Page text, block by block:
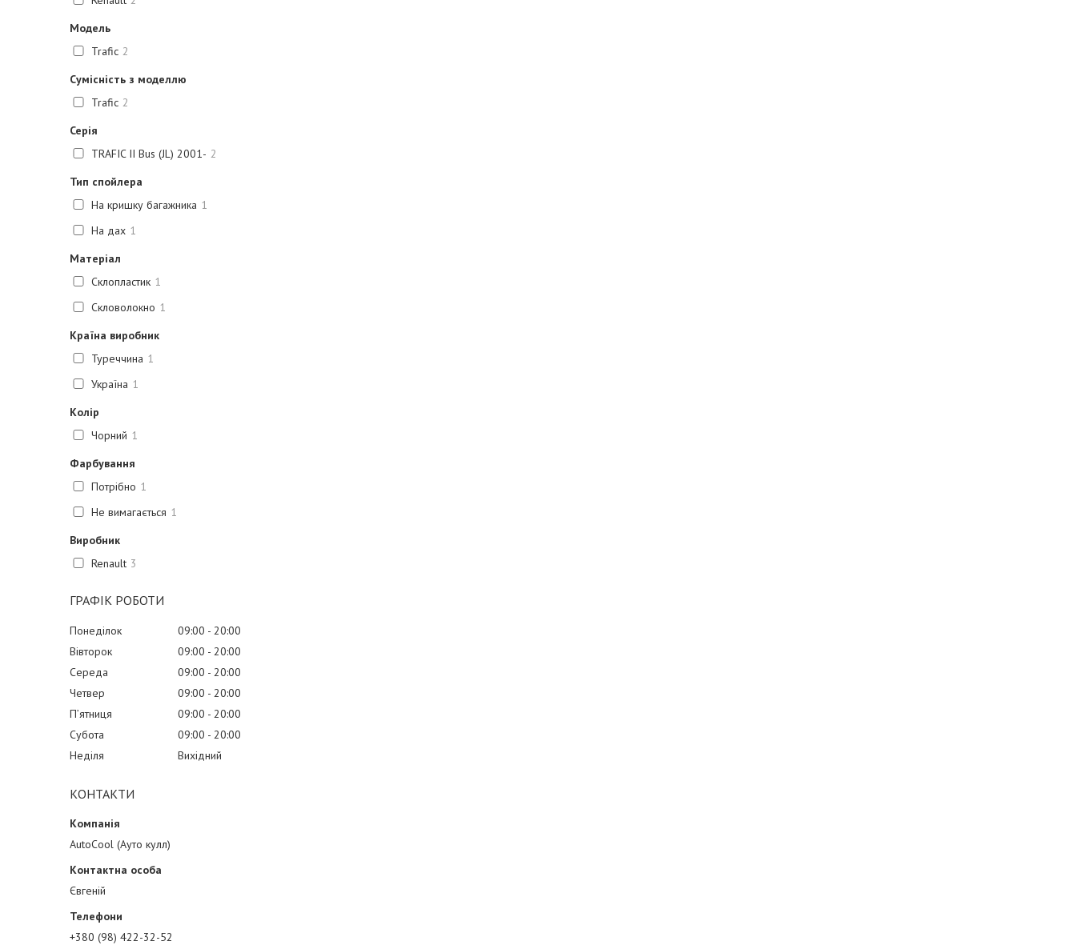
Модель
Trafic 2
Сумісність з моделлю
Trafic 2
Серія
TRAFIC II Bus (JL) 2001- 2
Тип спойлера
На кришку багажника 1
На дах 1
Матеріал
Склопластик 1
Скловолокно 1
Країна виробник
Туреччина 1
Україна 1
Колір
Чорний 1
Фарбування
Потрібно 1
Не вимагається 1
Виробник
Renault 3
ГРАФІК РОБОТИ
Понеділок 09:00
20:00
Вівторок
09:00
20:00
Середа
09:00
20:00
Четвер
09:00
20:00
Пʼятниця
09:00
20:00
Субота
09:00
20:00
Неділя
Вихідний
КОНТАКТИ
AutoCool (Ауто кулл)
Євгеній
+380 (98) 422-32-52